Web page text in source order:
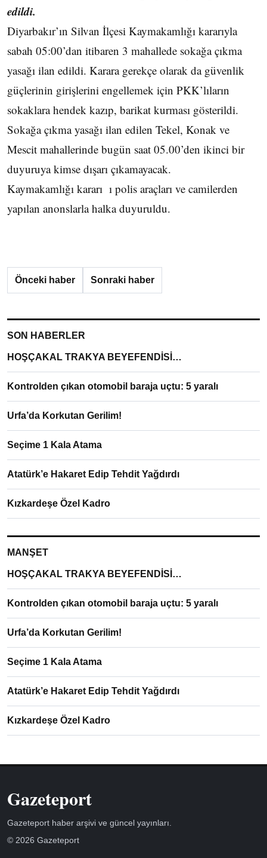
edildi.
Diyarbakır’ın Silvan İlçesi Kaymakamlığı kararıyla
sabah 05:00’dan itibaren 3 mahallede sokağa çıkma
yasağı ilan edildi. Karara gerekçe olarak da güvenlik
güçlerinin girişlerini engellemek için PKK’lıların
sokaklara hendek kazıp, barikat kurması gösterildi.
Sokağa çıkma yasağı ilan edilen Tekel, Konak ve
Mescit mahallerinde bugün saat 05.00’den ikinci bir
duyuruya kimse dışarı çıkamayacak.
Kaymakamlığı kararı ı polis araçları ve camilerden
yapılan anonslarla halka duyuruldu.
Önceki haber Sonraki haber
SON HABERLER
HOŞÇAKAL TRAKYA BEYEFENDİSİ…
Kontrolden çıkan otomobil baraja uçtu: 5 yaralı
Urfa’da Korkutan Gerilim!
Seçime 1 Kala Atama
Atatürk’e Hakaret Edip Tehdit Yağdırdı
Kızkardeşe Özel Kadro
MANŞET
HOŞÇAKAL TRAKYA BEYEFENDİSİ…
Kontrolden çıkan otomobil baraja uçtu: 5 yaralı
Urfa’da Korkutan Gerilim!
Seçime 1 Kala Atama
Atatürk’e Hakaret Edip Tehdit Yağdırdı
Kızkardeşe Özel Kadro
Gazeteport
Gazeteport haber arşivi ve güncel yayınları.
© 2026 Gazeteport